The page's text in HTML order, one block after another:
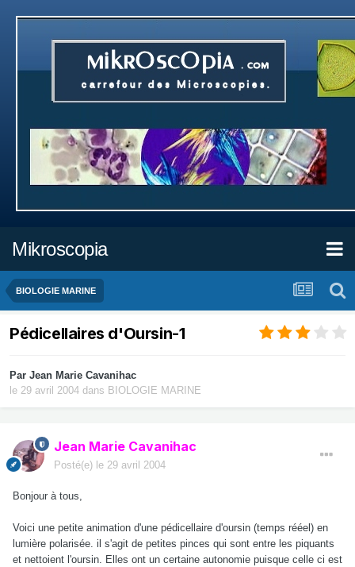
Mikroscopia
BIOLOGIE MARINE
Pédicellaires d'Oursin-1
Par Jean Marie Cavanihac
le 29 avril 2004 dans BIOLOGIE MARINE
Jean Marie Cavanihac
Posté(e) le 29 avril 2004
Bonjour à tous,
Voici une petite animation d'une pédicellaire d'oursin (temps rééel) en
lumière polarisée. il s'agit de petites pinces qui sont entre les piquants
et nettoient l'oursin. Elles ont un certaine autonomie puisque celle ci est